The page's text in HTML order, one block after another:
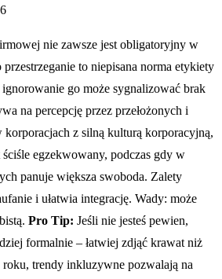
nie zawsze jest obligatoryjny w
to niepisana norma etykiety
go może sygnalizować brak
na percepcję przez przełożonych i
korporacjach z silną kulturą korporacyjną,
egzekwowany, podczas gdy w
panuje większa swoboda. Zalety
i ułatwia integrację. Wady: może
Pro Tip: Jeśli nie jesteś pewien,
formalnie – łatwiej zdjąć krawat niż
trendy inkluzywne pozwalają na